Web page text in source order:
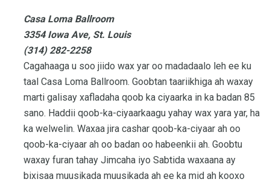
Casa Loma Ballroom
3354 Iowa Ave, St. Louis
(314) 282-2258
Cagahaaga u soo jiido wax yar oo madadaalo leh ee ku
taal Casa Loma Ballroom. Goobtan taariikhiga ah waxay
marti galisay xafladaha qoob ka ciyaarka in ka badan 85
sano. Haddii qoob-ka-ciyaarkaagu yahay wax yara yar, ha
ka welwelin. Waxaa jira cashar qoob-ka-ciyaar ah oo
qoob-ka-ciyaar ah oo badan oo habeenkii ah. Goobtu
waxay furan tahay Jimcaha iyo Sabtida waxaana ay
bixisaa muusikada muusikada ah ee ka mid ah kooxo